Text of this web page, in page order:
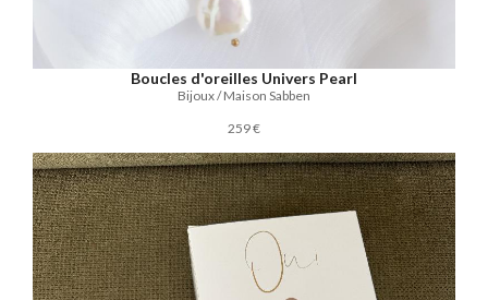
Boucles d'oreilles Univers Pearl
Bijoux / Maison Sabben
259 €